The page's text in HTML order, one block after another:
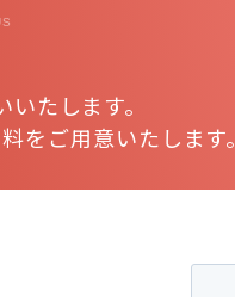
たします。
をご用意いたします